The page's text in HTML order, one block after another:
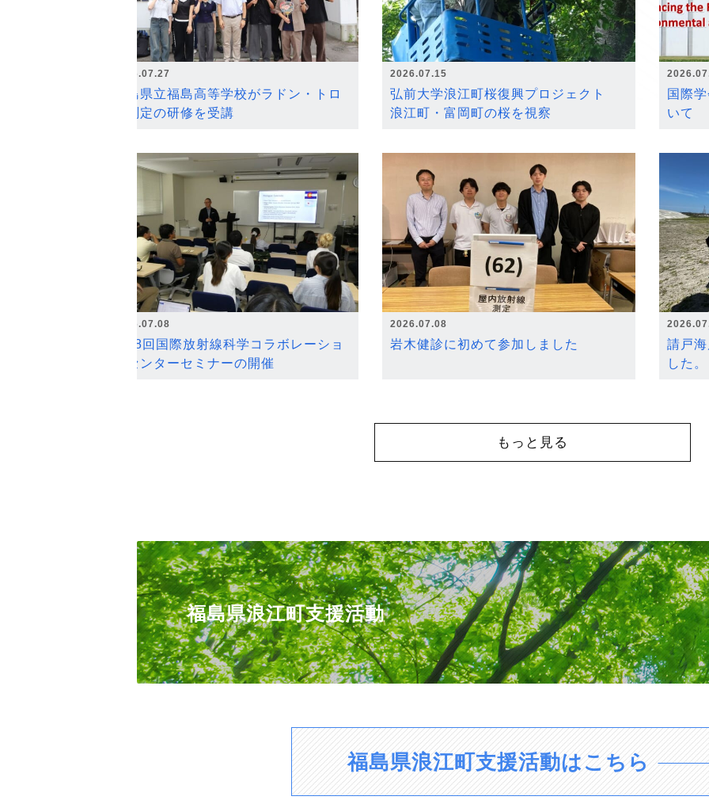
2026.07.27
福島県立福島高等学校がラドン・トロ
ン測定の研修を受講
2026.07.15
弘前大学浪江町桜復興プロジェクト
浪江町・富岡町の桜を視察
国際
いて
2026.07.08
第18回国際放射線科学コラボレーショ
ンセンターセミナーの開催
2026.07.08
岩木健診に初めて参加しました
請戸
した。
もっと見る
福島県浪江町支援活動
福島県浪江町支援活動はこちら